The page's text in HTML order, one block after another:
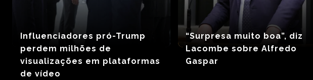
Influenciadores pró-Trump
perdem milhões de
visualizações em plataformas
de vídeo
“Surpresa muito boa”, diz
Lacombe sobre Alfredo
Gaspar